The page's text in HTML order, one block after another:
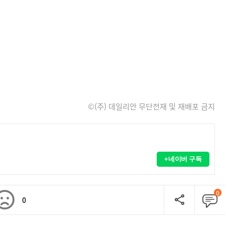
©(주) 데일리안 무단전재 및 재배포 금지
+네이버 구독
0
0